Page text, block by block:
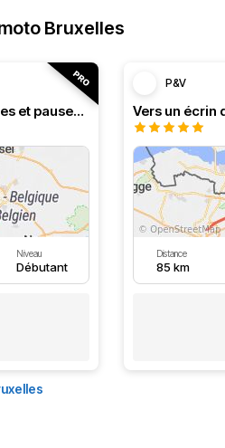
Bruxelles
Boucle autour de Bruxelles et pauses au bord de l'eau
Niveau
Débutant
P&V
Vers un écrin
Distance
85 km